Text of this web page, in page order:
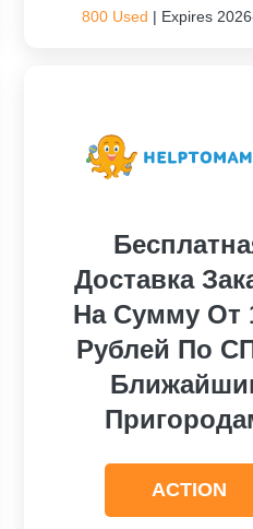
800 Used | Expires
Доставка
На Сумму От
Рублей По
ACTION